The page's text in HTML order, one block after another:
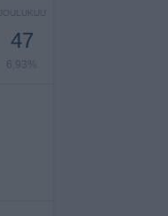
JOULUKUU
47
6,93%